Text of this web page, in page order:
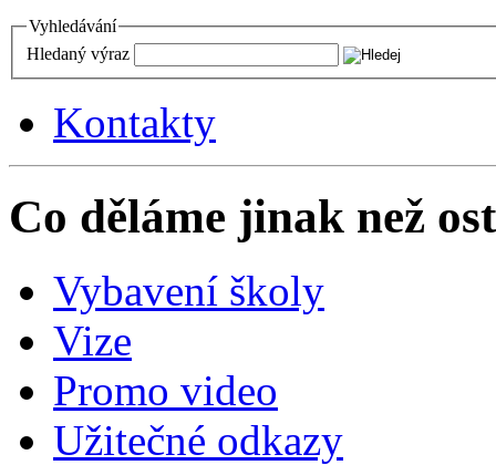
Vyhledávání
Hledaný výraz
Kontakty
Co děláme jinak než
Vybavení školy
Vize
Promo video
Užitečné odkazy